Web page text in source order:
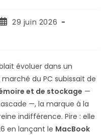
Publication
29 juin 2026
évoluer dans un
marché du PC subissait de
et de stockage —
—, la marque à la
indifférence. Pire : elle
en lançant le MacBook